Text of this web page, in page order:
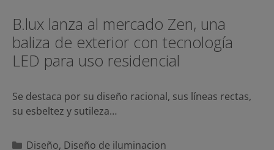
B.lux lanza al mercado Zen, una
baliza de exterior con tecnología
LED para uso residencial
Se destaca por su diseño racional, sus líneas rectas,
su esbeltez y sutileza…
Categorías
Diseño, Diseño de iluminacion